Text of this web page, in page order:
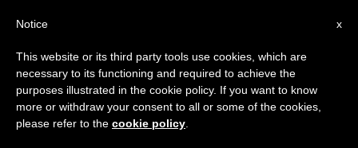
x
Notice
This website or its third party tools use cookies, which are
necessary to its functioning and required to achieve the
purposes illustrated in the cookie policy. If you want to know
more or withdraw your consent to all or some of the cookies,
please refer to the cookie policy